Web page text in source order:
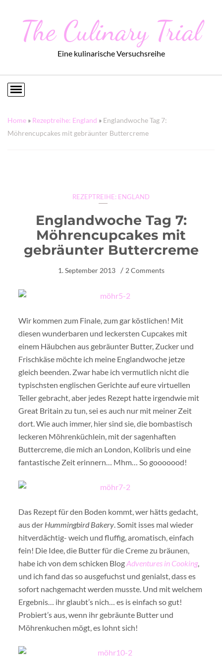
The Culinary Trial
Eine kulinarische Versuchsreihe
Home » Rezeptreihe: England » Englandwoche Tag 7:
Möhrencupcakes mit gebräunter Buttercreme
REZEPTREIHE: ENGLAND
Englandwoche Tag 7:
Möhrencupcakes mit
gebräunter Buttercreme
1. September 2013 2 Comments
Wir kommen zum Finale, zum gar köstlichen! Mit
diesen wunderbaren und leckersten Cupcakes mit
einem Häubchen aus gebräunter Butter, Zucker und
Frischkäse möchte ich meine Englandwoche jetze
gleich beenden. Zwar habe ich vermutlich nicht die
typischsten englischen Gerichte auf eure virtuellen
Teller gebracht, aber jedes Rezept hatte irgendwie mit
Great Britain zu tun, sei es auch nur mit meiner Zeit
dort. Wie auch immer, hier sind sie, die bombastisch
leckeren Möhrenküchlein, mit der sagenhaften
Buttercreme, die mich an London, Kolibris und eine
fantastische Zeit erinnern… Mhm… So gooooood!
Das Rezept für den Boden kommt, wer hätts gedacht,
aus der Hummingbird Bakery. Somit isses mal wieder
hitverdächtig- weich und fluffig, aromatisch, einfach
fein! Die Idee, die Butter für die Creme zu bräunen,
habe ich von dem schicken BlogAdventures in Cooking,
und ich fand das so ausgefuchst und genialst, dass es
sofort nachgemacht werden musste. Und mit welchem
Ergebnis… ihr glaubt’s nich… es is einfach so gut!
Probiert’s aus, wenn ihr gebräunte Butter und
Möhrenkuchen mögt, es lohnt sich!